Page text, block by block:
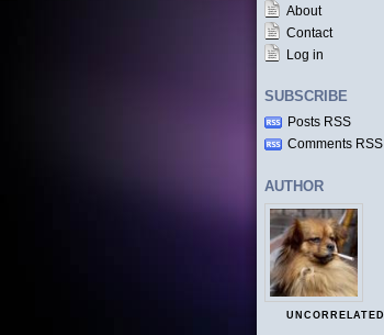
About
Contact
Log in
SUBSCRIBE
Posts RSS
Comments RSS
AUTHOR
UNCORRELATED